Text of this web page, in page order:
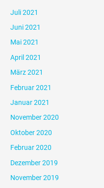
Juli 2021
Juni 2021
Mai 2021
April 2021
März 2021
Februar 2021
Januar 2021
November 2020
Oktober 2020
Februar 2020
Dezember 2019
November 2019